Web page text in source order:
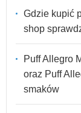
Gdzie kupić
shop
Puff Allegro
oraz Puff
smaków